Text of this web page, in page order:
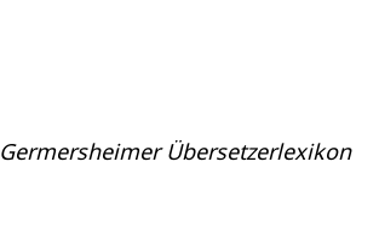
Germersheimer Übersetzerlexikon